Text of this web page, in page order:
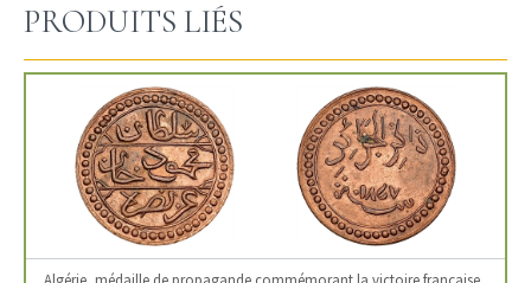
PRODUITS LIÉS